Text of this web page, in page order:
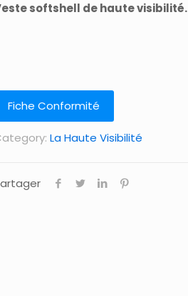
softshell de haute visibilité.
Fiche Conformité
La Haute Visibilité